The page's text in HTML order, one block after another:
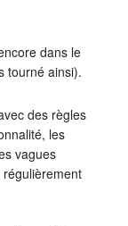
dans le
tourné ainsi).
des règles
les
vagues
régulièrement